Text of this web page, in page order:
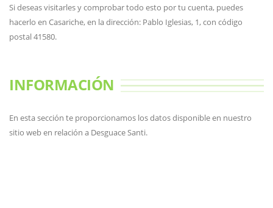
Si deseas visitarles y comprobar todo esto por tu cuenta, puedes
hacerlo en Casariche, en la dirección: Pablo Iglesias, 1, con código
postal 41580.
INFORMACIÓN
En esta sección te proporcionamos los datos disponible en nuestro
sitio web en relación a Desguace Santi.